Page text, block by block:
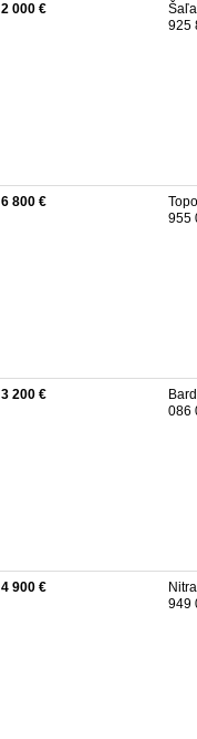
2 000 €
Šaľa
925
6 800 €
955
3 200 €
086
4 900 €
Nitra
949